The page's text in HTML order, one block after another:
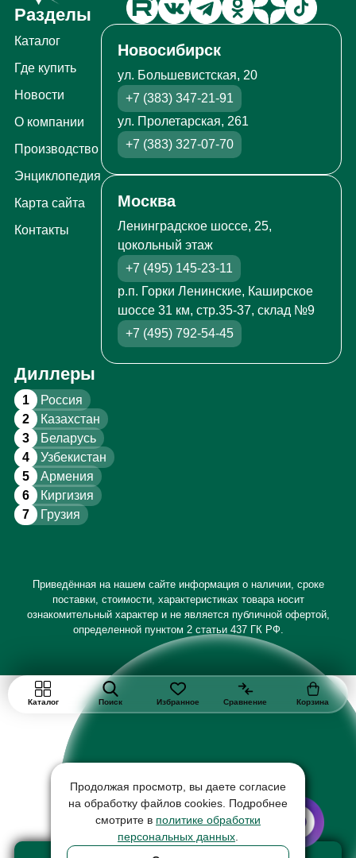
Разделы
Каталог
Где купить
Новости
О компании
Производство
Энциклопедия
Карта сайта
Контакты
Новосибирск
ул. Большевистская, 20
+7 (383) 347-21-91
ул. Пролетарская, 261
+7 (383) 327-07-70
Москва
Ленинградское шоссе, 25,
цокольный этаж
+7 (495) 145-23-11
р.п. Горки Ленинские, Каширское
шоссе 31 км, стр.35-37, склад №9
+7 (495) 792-54-45
Диллеры
1 Россия
2 Казахстан
3 Беларусь
4 Узбекистан
5 Армения
6 Киргизия
7 Грузия
Приведённая на нашем сайте информация о наличии, сроке
поставки, стоимости, характеристиках товара носит
ознакомительный характер и не является публичной офертой,
определенной пунктом 2 статьи 437 ГК РФ.
Каталог Поиск Избранное Сравнение Корзина
Продолжая просмотр, вы даете согласие
на обработку файлов cookies. Подробнее
смотрите в политике обработки
персональных данных